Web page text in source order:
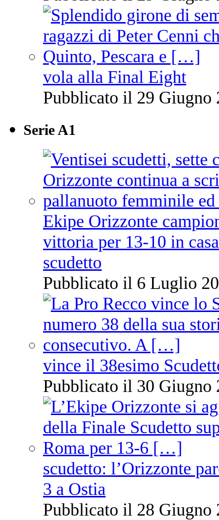
vola alla Final Eight
Pubblicato il 29 Giugno
Serie A1
Ekipe Orizzonte
vittoria per 13-10 in
scudetto
Pubblicato il 6 Luglio
vince il 38esimo
Pubblicato il 30 Giugno
scudetto: l’Orizzonte
3 a Ostia
Pubblicato il 28 Giugno